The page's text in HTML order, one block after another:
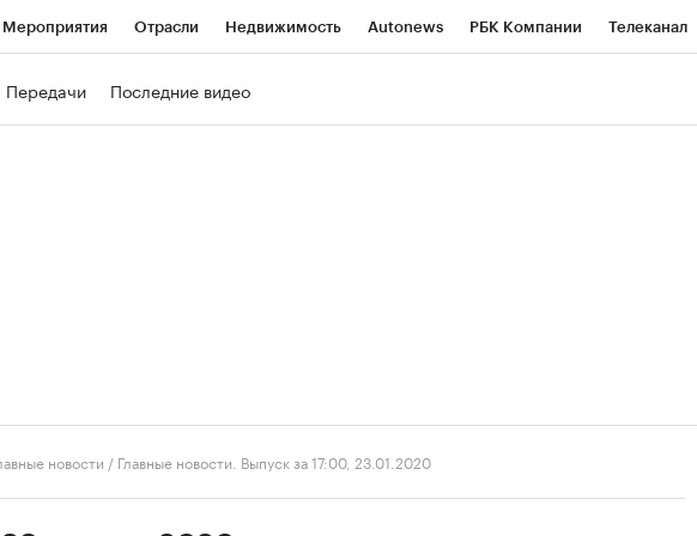
Мероприятия Отрасли Недвижимость Autonews РБК Компании Телеканал
Передачи Последние видео
новости / Главные новости. Выпуск за 17:00, 23.01.2020